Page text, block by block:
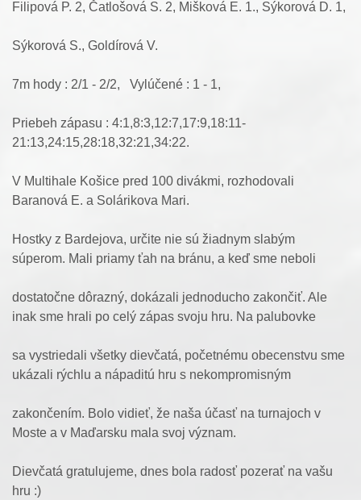
Filipová P. 2, Čatlošová S. 2, Mišková E. 1., Sýkorová D. 1,
Sýkorová S., Goldírová V.
7m hody : 2/1 - 2/2, Vylúčené : 1 - 1,
Priebeh zápasu : 4:1,8:3,12:7,17:9,18:11-
21:13,24:15,28:18,32:21,34:22.
V Multihale Košice pred 100 divákmi, rozhodovali
Baranová E. a Solárikova Mari.
Hostky z Bardejova, určite nie sú žiadnym slabým
súperom. Mali priamy ťah na bránu, a keď sme neboli
dostatočne dôrazný, dokázali jednoducho zakončiť. Ale
inak sme hrali po celý zápas svoju hru. Na palubovke
sa vystriedali všetky dievčatá, početnému obecenstvu sme
ukázali rýchlu a nápaditú hru s nekompromisným
zakončením. Bolo vidieť, že naša účasť na turnajoch v
Moste a v Maďarsku mala svoj význam.
Dievčatá gratulujeme, dnes bola radosť pozerať na vašu
hru :)